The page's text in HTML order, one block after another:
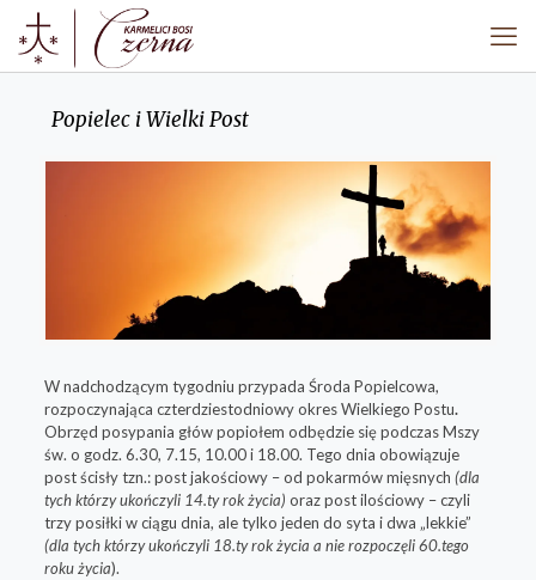
Popielec i Wielki Post
W nadchodzącym tygodniu przypada Środa Popielcowa,
rozpoczynająca czterdziestodniowy okres Wielkiego Postu.
Obrzęd posypania głów popiołem odbędzie się podczas Mszy
św. o godz. 6.30, 7.15, 10.00 i 18.00. Tego dnia obowiązuje
post ścisły tzn.: post jakościowy – od pokarmów mięsnych (dla
tych którzy ukończyli 14.ty rok życia) oraz post ilościowy – czyli
trzy posiłki w ciągu dnia, ale tylko jeden do syta i dwa „lekkie”
(dla tych którzy ukończyli 18.ty rok życia a nie rozpoczęli 60.tego
roku życia).